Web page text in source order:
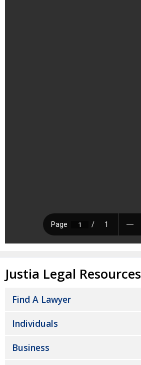
Justia Legal Resources
Find A Lawyer
Individuals
Business